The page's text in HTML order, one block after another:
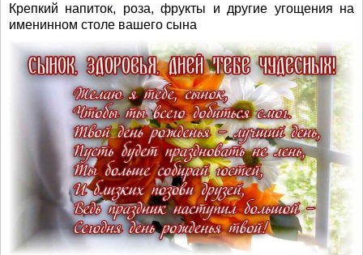
Крепкий напиток, роза, фрукты и другие угощения на
именинном столе вашего сына